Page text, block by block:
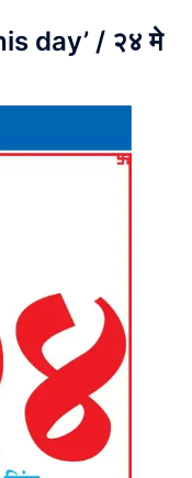
day’ / २४ मे